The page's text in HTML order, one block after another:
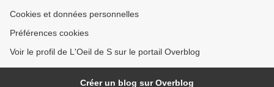
Cookies et données personnelles
Préférences cookies
Voir le profil de L'Oeil de S sur le portail Overblog
Créer un blog sur Overblog